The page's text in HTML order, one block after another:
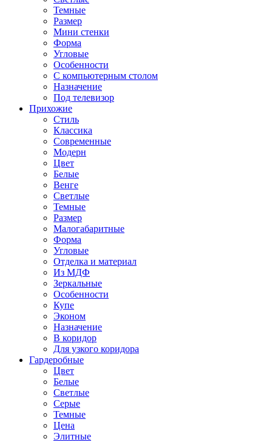
Темные
Размер
Мини стенки
Форма
Угловые
Особенности
С компьютерным столом
Назначение
Под телевизор
Прихожие
Стиль
Классика
Современные
Модерн
Цвет
Белые
Венге
Светлые
Темные
Размер
Малогабаритные
Форма
Угловые
Отделка и материал
Из МДФ
Зеркальные
Особенности
Купе
Эконом
Назначение
В коридор
Для узкого коридора
Гардеробные
Цвет
Белые
Светлые
Серые
Темные
Цена
Элитные